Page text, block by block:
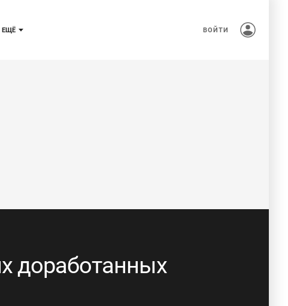
ЕЩЁ ВОЙТИ
доработанных